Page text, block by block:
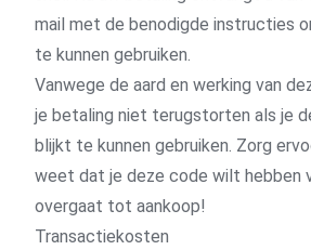
mail met de benodigde instructies
te kunnen gebruiken.
Vanwege de aard en werking van
je betaling niet terugstorten als je
blijkt te kunnen gebruiken. Zorg
weet dat je deze code wilt hebben
overgaat tot aankoop!
Transactiekosten